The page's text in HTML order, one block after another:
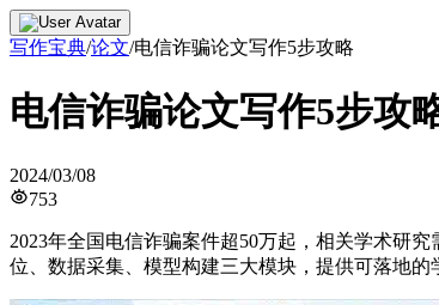
写作宝典/论文/电信诈骗论文写作5步攻略
电信诈骗论文写作5步攻
2024/03/08
753
2023年全国电信诈骗案件超50万起，相关学术研
位、数据采集、模型构建三大模块，提供可落地的